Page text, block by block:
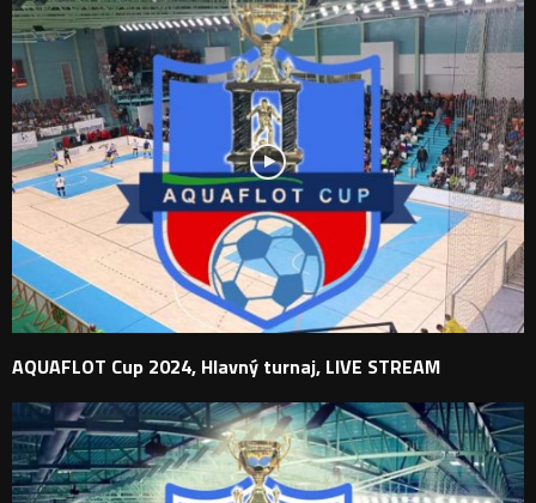
AQUAFLOT Cup 2024, Hlavný turnaj, LIVE STREAM